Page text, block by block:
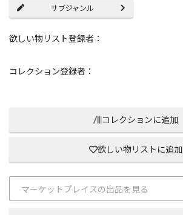
サブジャンル
欲しい物リスト登録者：
コレクション登録者：
コレクションに追加
欲しい物リストに追加
マーケットプレイスの出品を見る